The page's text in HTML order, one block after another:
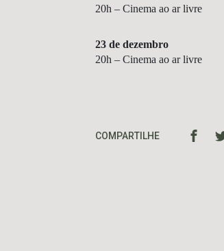
20h – Cinema ao ar livre
23 de dezembro
20h – Cinema ao ar livre
COMPARTILHE